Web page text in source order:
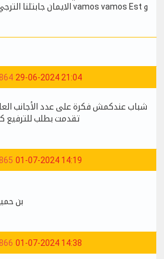
الايمان جابتلنا الترجي اللى دخلتلها الاستقلال vamos vamos Est و
29-06-2024 21:04
شباب عندكمش فكرة على عدد الأجانب
تقدمت بطلب للترفيع
01-07-2024 14:19
بن
01-07-2024 14:38